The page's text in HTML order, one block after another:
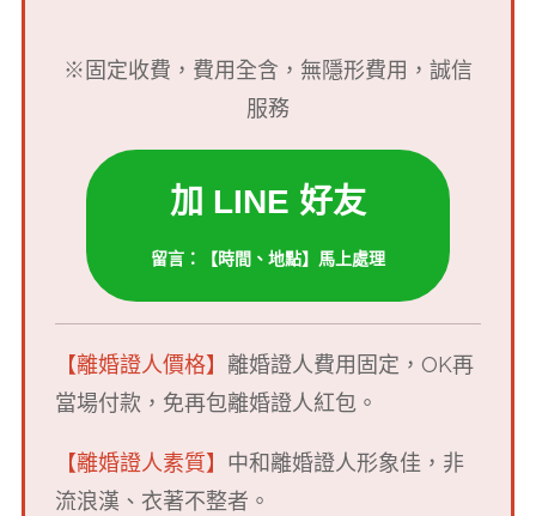
※固定收費，費用全含，無隱形費用，誠信
服務
加 LINE 好友
留言：【時間、地點】馬上處理
【離婚證人價格】 離婚證人費用固定，OK再
當場付款，免再包離婚證人紅包。
【離婚證人素質】 中和離婚證人形象佳，非
流浪漢、衣著不整者。